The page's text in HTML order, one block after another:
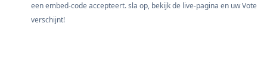
een embed-code accepteert. sla op, bekijk de live-pagina en uw Vote
verschijnt!